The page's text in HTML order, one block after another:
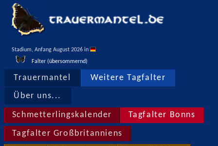
Stadium, Anfang August 2026 in
Falter (übersommernd)
Trauermantel Weitere Tagfalter
Über uns...
Schmetterlingskalender Tagfalter Bonns
Tagfalter Großbritanniens